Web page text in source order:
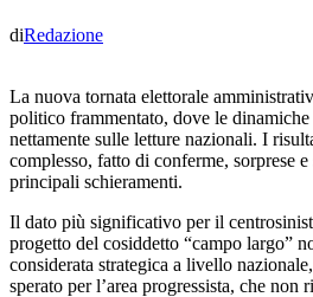
diRedazione
La nuova tornata elettorale
politico frammentato, dove le
nettamente sulle letture nazionali. I
complesso, fatto di conferme, sorprese
principali schieramenti.
Il dato più significativo per il
progetto del cosiddetto “campo largo”
considerata strategica a livello
sperato per l’area progressista, che non